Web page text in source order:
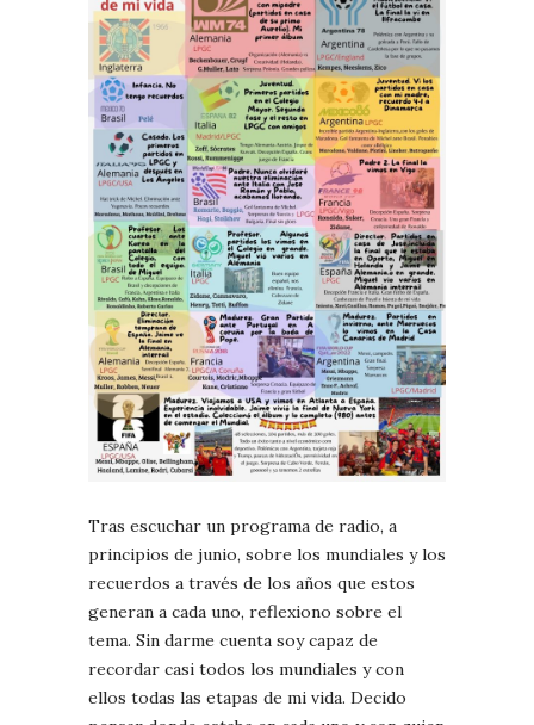
Tras escuchar un programa de radio, a
principios de junio, sobre los mundiales y los
recuerdos a través de los años que estos
generan a cada uno, reflexiono sobre el
tema. Sin darme cuenta soy capaz de
recordar casi todos los mundiales y con
ellos todas las etapas de mi vida. Decido